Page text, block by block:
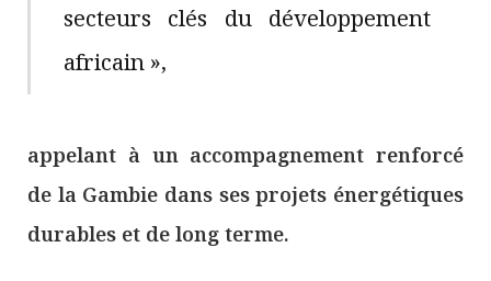
secteurs clés du développement
africain »,
appelant à un accompagnement renforcé
de la Gambie dans ses projets énergétiques
durables et de long terme.